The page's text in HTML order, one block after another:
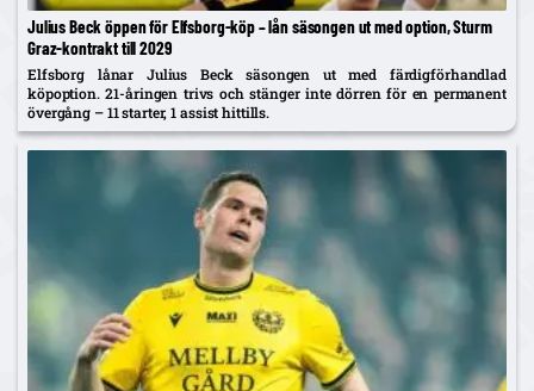
Julius Beck öppen för Elfsborg-köp – lån säsongen ut med option, Sturm
Graz-kontrakt till 2029
Elfsborg lånar Julius Beck säsongen ut med färdigförhandlad
köpoption. 21-åringen trivs och stänger inte dörren för en permanent
övergång – 11 starter, 1 assist hittills.